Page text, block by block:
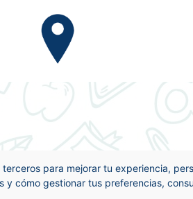
para mejorar tu experiencia,
y cómo gestionar tus preferencias,